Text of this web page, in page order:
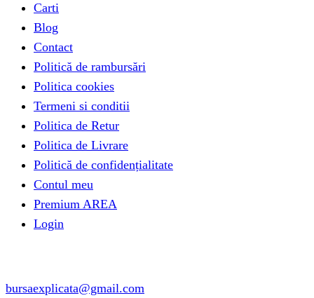
Carti
Blog
Contact
Politică de rambursări
Politica cookies
Termeni si conditii
Politica de Retur
Politica de Livrare
Politică de confidențialitate
Contul meu
Premium AREA
Login
bursaexplicata@gmail.com